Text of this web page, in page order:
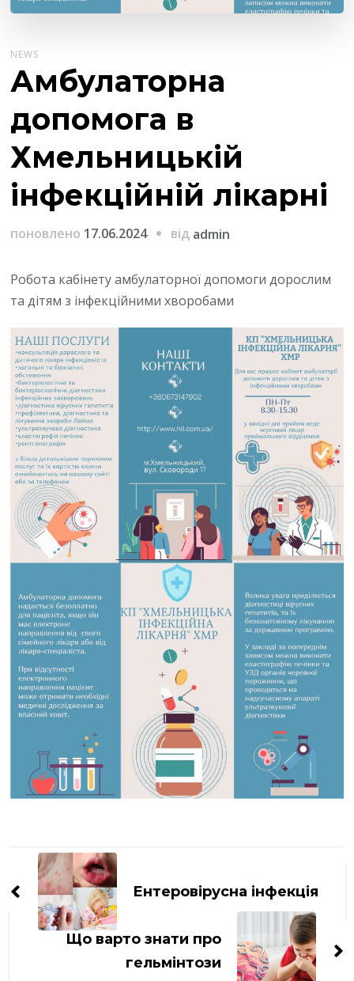
NEWS
Амбулаторна
допомога в
Хмельницькій
інфекційній лікарні
поновлено 17.06.2024 від admin
Робота кабінету амбулаторної допомоги дорослим
та дітям з інфекційними хворобами
Навігація
запису
Ентеровірусна інфекція
Що варто знати про
гельмінтози